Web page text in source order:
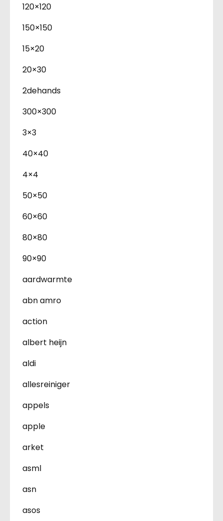
120×120
150×150
15×20
20×30
2dehands
300×300
3×3
40×40
4×4
50×50
60×60
80×80
90×90
aardwarmte
abn amro
action
albert heijn
aldi
allesreiniger
appels
apple
arket
asml
asn
asos